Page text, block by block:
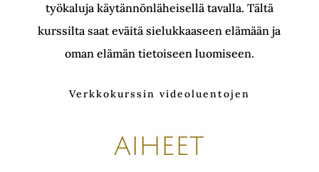
työkaluja käytännönläheisellä tavalla. Tältä
kurssilta saat eväitä sielukkaaseen elämään ja
oman elämän tietoiseen luomiseen.
Verkkokurssin videoluentojen
aiheet